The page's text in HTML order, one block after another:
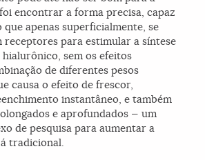
encontrar a forma precisa, capaz
que apenas superficialmente, se
receptores para estimular a síntese
sem os efeitos
de diferentes pesos
causa o efeito de frescor,
instantâneo, e também
e aprofundados — um
de pesquisa para aumentar a
tradicional.